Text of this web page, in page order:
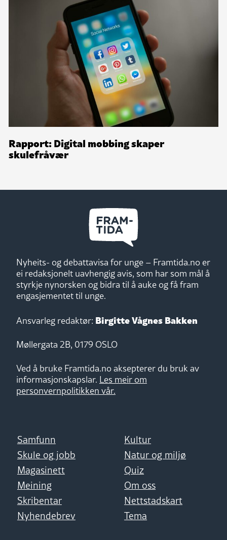
Rapport: Digital mobbing skaper
skulefråvær
Nyheits- og debattavisa for unge – Framtida.no er
ei redaksjonelt uavhengig avis, som har som mål å
styrkje nynorsken og bidra til å auke og få fram
engasjementet til unge.
Ansvarleg redaktør: Birgitte Vågnes Bakken
Møllergata 2B, 0179 OSLO
Ved å bruke Framtida.no aksepterer du bruk av
informasjonskapslar. Les meir om
personvernpolitikken vår.
Samfunn
Kultur
Skule og jobb
Natur og miljø
Magasinett
Quiz
Meining
Om oss
Skribentar
Nettstadskart
Nyhendebrev
Tema